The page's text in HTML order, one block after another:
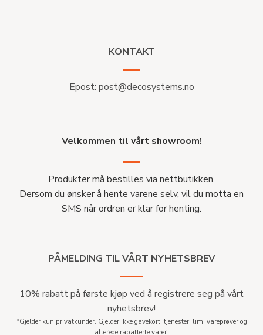
KONTAKT
Epost: post@decosystems.no
Velkommen til vårt showroom!
Produkter må bestilles via nettbutikken.
Dersom du ønsker å hente varene selv, vil du motta en
SMS når ordren er klar for henting.
PÅMELDING TIL VÅRT NYHETSBREV
10% rabatt på første kjøp ved å registrere seg på vårt
nyhetsbrev!
*Gjelder kun privatkunder. Gjelder ikke gavekort, tjenester, lim, vareprøver og
allerede rabatterte varer.